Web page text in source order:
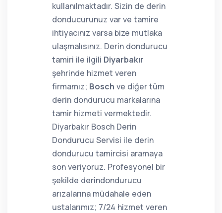
kullanılmaktadır. Sizin de derin
donducurunuz var ve tamire
ihtiyacınız varsa bize mutlaka
ulaşmalısınız. Derin dondurucu
tamiri ile ilgili Diyarbakır
şehrinde hizmet veren
firmamız; Bosch ve diğer tüm
derin dondurucu markalarına
tamir hizmeti vermektedir.
Diyarbakır Bosch Derin
Dondurucu Servisi ile derin
dondurucu tamircisi aramaya
son veriyoruz. Profesyonel bir
şekilde derindondurucu
arızalarına müdahale eden
ustalarımız; 7/24 hizmet veren